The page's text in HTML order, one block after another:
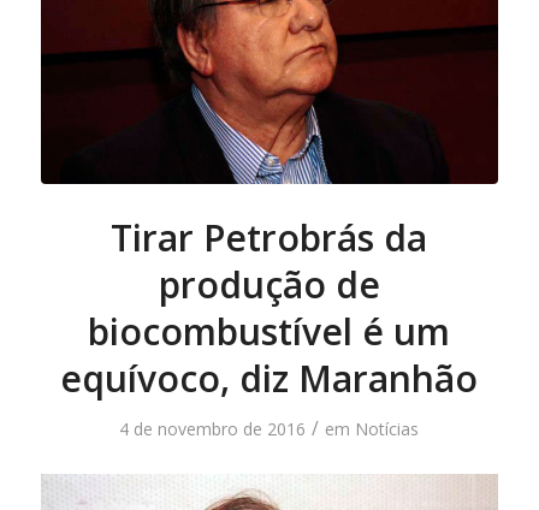
Tirar Petrobrás da
produção de
biocombustível é um
equívoco, diz Maranhão
4 de novembro de 2016 / em Notícias